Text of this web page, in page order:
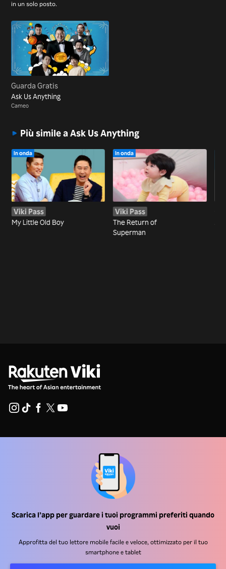
Scarica l’app per guardare i tuoi programmi preferiti quando
vuoi
Approfitta del tuo lettore mobile facile e veloce, ottimizzato per il tuo
smartphone e tablet
in un solo posto.
Guarda Gratis
Ask Us Anything
Cameo
Più simile a Ask Us Anything
In onda
Viki Pass
My Little Old Boy
In onda
Viki Pass
The Return of
Superman
Centro stampa
Condizioni d'uso